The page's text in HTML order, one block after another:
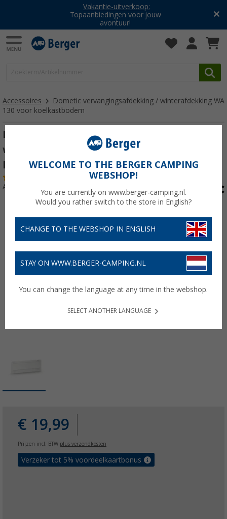
Vakantie-uitverkoop:
Topaanbiedingen voor jouw
avontuur!
Accessoires
Dometic vervangingsafdekking / winterafdekking WA
130 voor koelkastbodem
Dometic vervangingsafdekking /
winterafdekking WA 130 voor
koelkastbodem
Artikelnr: 255456
€ 19,99
Prijzen incl. BTW plus verzendkosten
Verzeker tot 5% voordeelkaartbonus
WELCOME TO THE BERGER CAMPING
WEBSHOP!
You are currently on www.berger-camping.nl.
Would you rather switch to the store in English?
CHANGE TO THE WEBSHOP IN ENGLISH
STAY ON WWW.BERGER-CAMPING.NL
You can change the language at any time in the webshop.
SELECT ANOTHER LANGUAGE